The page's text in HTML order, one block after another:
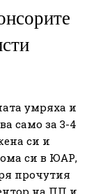
умряха и
само за 3-4
си и
си в ЮАР,
прочутия
на ПП и